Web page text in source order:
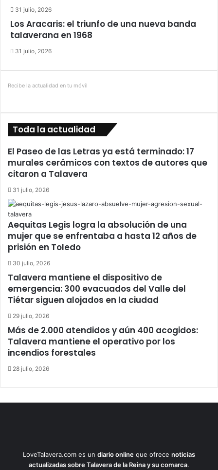
31 julio, 2026
Los Aracaris: el triunfo de una nueva banda
talaverana en 1968
31 julio, 2026
Recibe la actualidad en tu móvil
Toda la actualidad
El Paseo de las Letras ya está terminado: 17
murales cerámicos con textos de autores que
citaron a Talavera
31 julio, 2026
Aequitas Legis logra la absolución de una
mujer que se enfrentaba a hasta 12 años de
prisión en Toledo
30 julio, 2026
Talavera mantiene el dispositivo de
emergencia: 300 evacuados del Valle del
Tiétar siguen alojados en la ciudad
29 julio, 2026
Más de 2.000 atendidos y aún 400 acogidos:
Talavera mantiene el operativo por los
incendios forestales
28 julio, 2026
LoveTalavera.com es un diario online que ofrece noticias
actualizadas sobre Talavera de la Reina y su comarca.